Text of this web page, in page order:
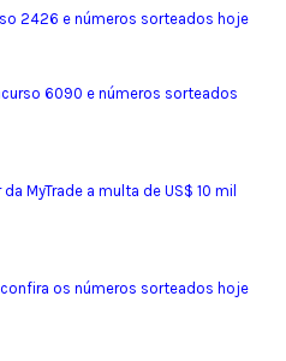
2426 e números sorteados hoje
6090 e números sorteados
MyTrade a multa de US$ 10 mil
os números sorteados hoje